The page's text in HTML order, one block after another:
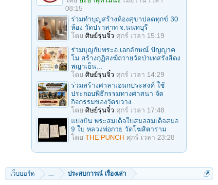
08:15
ร่วมทําบุญสร้างห้องสุขาปลดทุกข์ 30
ห้อง วัดปราสาท จ.นนทบุรี
โดย ศิษย์รุ่นจิ๋ว ศุกร์ เวลา 15:19
ร่วมบุญกับพระอ.เอกลักษณ์ ปัญญาค
โม สร้างกุฏิสงฆ์ถวายวัดป่าเทสรังสีดง
พญาเย็น...
โดย ศิษย์รุ่นจิ๋ว ศุกร์ เวลา 14:29
ร่วมสร้างศาลาเอนกประสงค์ ใช้
ประกอบพิธีกรรมทางศาสนา จัด
กิจกรรมของวัดขวาง...
โดย ศิษย์รุ่นจิ๋ว ศุกร์ เวลา 17:48
แบ่งปัน พระสมเด็จใบสมอสมเด็จสมอ
9 ใบ หลวงพ่อกวย วัดโฆสิตาราม
โดย THE PUNCH ศุกร์ เวลา 23:28
เว็บบอร์ด ... ประสบการณ์ เรื่องเล่า